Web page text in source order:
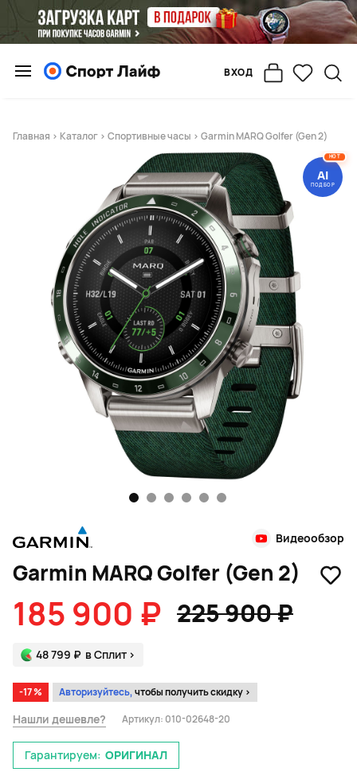
ВХОД
Главная > Каталог > Спортивные часы > Garmin MARQ Golfer (Gen 2)
Видеообзор
Garmin MARQ Golfer (Gen 2)
185 900 ₽ 225 900 ₽
48 799 ₽ в Сплит >
-17 % Авторизуйтесь,чтобы получить скидку >
Нашли дешевле? Артикул: 010-02648-20
Гарантируем: ОРИГИНАЛ
HOT
AI
ПОДБОР
1 2 3 4 5 6